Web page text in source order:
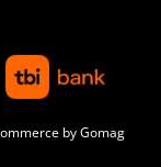
by Gomag